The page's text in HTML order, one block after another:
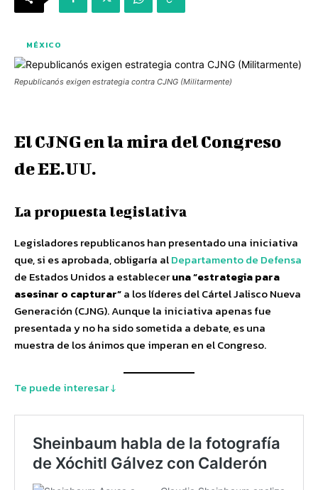
MÉXICO
Republicanós exigen estrategia contra CJNG (Militarmente)
El CJNG en la mira del Congreso
de EE.UU.
La propuesta legislativa
Legisladores republicanos han presentado una iniciativa
que, si es aprobada, obligaría alDepartamento de Defensa
de Estados Unidos a estableceruna “estrategia para
asesinar o capturar”a los líderes del Cártel Jalisco Nueva
Generación (CJNG). Aunque la iniciativa apenas fue
presentada y no ha sido sometida a debate, es una
muestra de los ánimos que imperan en el Congreso.
Te puede interesar ↓